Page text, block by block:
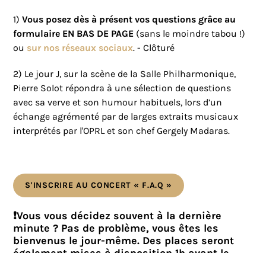
1)Vous posez dès à présent vos questions grâce au
formulaire EN BAS DE PAGE (sans le moindre tabou !)
ou sur nos réseaux sociaux. - Clôturé
2) Le jour J, sur la scène de la Salle Philharmonique,
Pierre Solot répondra à une sélection de questions
avec sa verve et son humour habituels, lors d’un
échange agrémenté par de larges extraits musicaux
interprétés par l'OPRL et son chef Gergely Madaras.
S'INSCRIRE AU CONCERT « F.A.Q »
❗Vous vous décidez souvent à la dernière
minute ? Pas de problème, vous êtes les
bienvenus le jour-même. Des places seront